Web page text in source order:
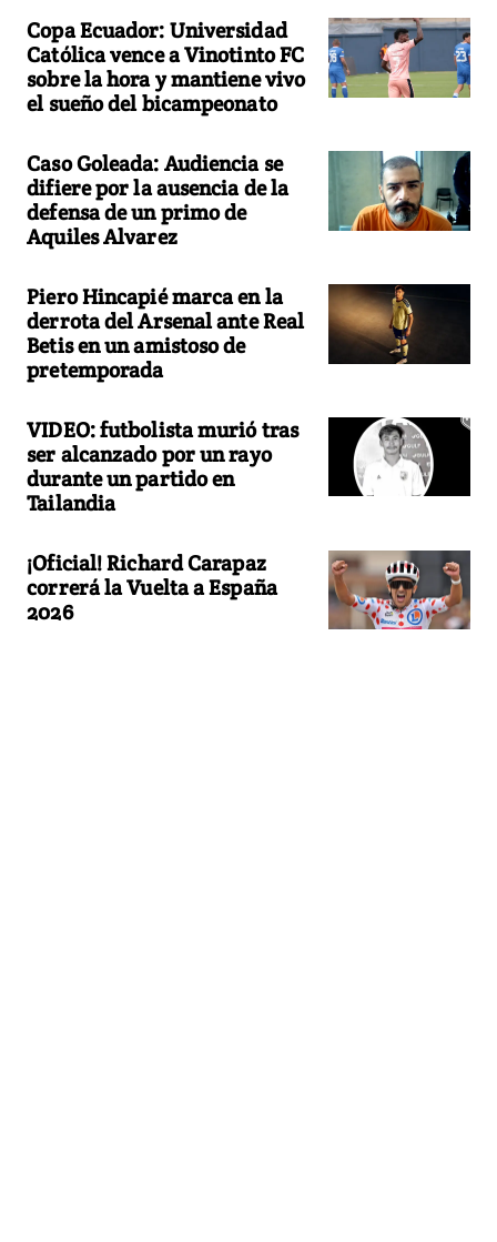
Copa Ecuador: Universidad
Católica vence a Vinotinto FC
sobre la hora y mantiene vivo
el sueño del bicampeonato
Caso Goleada: Audiencia se
difiere por la ausencia de la
defensa de un primo de
Aquiles Alvarez
Piero Hincapié marca en la
derrota del Arsenal ante Real
Betis en un amistoso de
pretemporada
VIDEO: futbolista murió tras
ser alcanzado por un rayo
durante un partido en
Tailandia
¡Oficial! Richard Carapaz
correrá la Vuelta a España
2026